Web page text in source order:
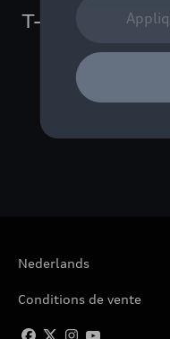
T-shirts/
Nederlands
Conditions de vente